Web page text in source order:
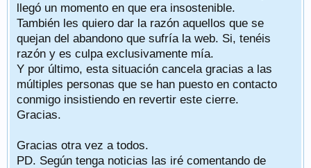
llegó un momento en que era insostenible.
También les quiero dar la razón aquellos que se
quejan del abandono que sufría la web. Si, tenéis
razón y es culpa exclusivamente mía.
Y por último, esta situación cancela gracias a las
múltiples personas que se han puesto en contacto
conmigo insistiendo en revertir este cierre.
Gracias.
Gracias otra vez a todos.
PD. Según tenga noticias las iré comentando de